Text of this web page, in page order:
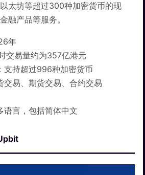
太坊等超过300种加密货币的现
融产品等服务。
年
交易量约为357亿港元
支持超过996种加密货币
交易、期货交易、合约交易
语言，包括简体中文